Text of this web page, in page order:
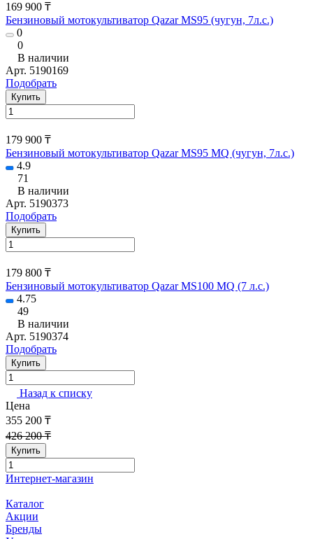
169 900 ₸
Бензиновый мотокультиватор Qazar MS95 (чугун, 7л.с.)
0
0
В наличии
Арт. 5190169
Подобрать
Купить
179 900 ₸
Бензиновый мотокультиватор Qazar MS95 MQ (чугун, 7л.с.)
4.9
71
В наличии
Арт. 5190373
Подобрать
Купить
179 800 ₸
Бензиновый мотокультиватор Qazar MS100 MQ (7 л.с.)
4.75
49
В наличии
Арт. 5190374
Подобрать
Купить
Назад к списку
Цена
355 200 ₸
426 200 ₸
Купить
Интернет-магазин
Каталог
Акции
Бренды